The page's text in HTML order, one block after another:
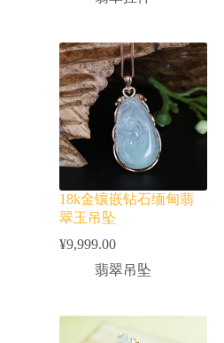
18k金镶嵌钻石缅甸翡
翠玉吊坠
¥9,999.00
翡翠吊坠